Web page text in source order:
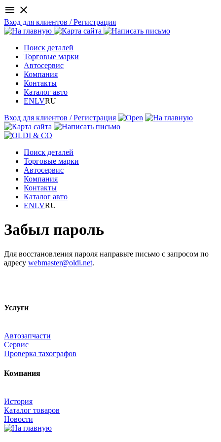
menu close
Вход для клиентов / Регистрация
Поиск деталей
Торговые марки
Автосервис
Компания
Контакты
Каталог авто
ENLVRU
Вход для клиентов / Регистрация
Поиск деталей
Торговые марки
Автосервис
Компания
Контакты
Каталог авто
ENLVRU
Забыл пароль
Для восстановления пароля направьте письмо с запросом по
адресу webmaster@oldi.net.
Услуги
Автозапчасти
Сервис
Проверка тахографов
Компания
История
Каталог товаров
Новости